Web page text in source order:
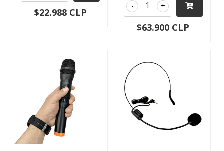
$22.988 CLP
+
-
$63.900 CLP